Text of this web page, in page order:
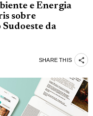
e Energia
sobre
da
SHARE THIS